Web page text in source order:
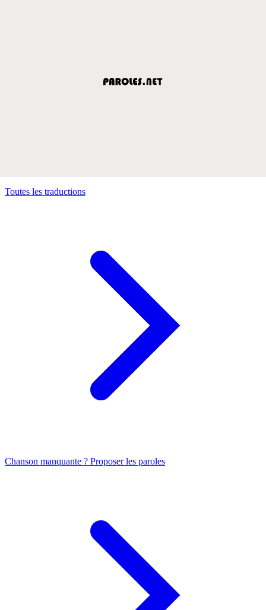
Toutes les traductions
Chanson manquante ? Proposer les paroles